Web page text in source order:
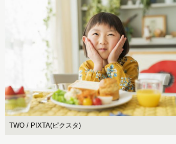
TWO / PIXTA(ピクスタ)